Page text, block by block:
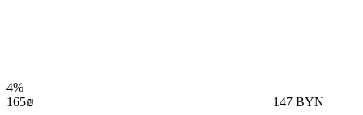
4%
165₪
147 BYN